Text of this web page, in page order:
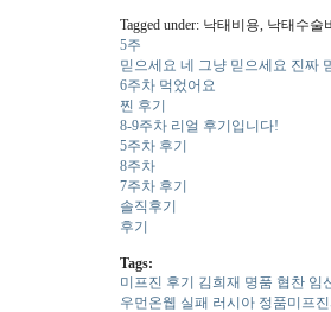
Tagged under: 낙태비용, 낙태수
5주
믿으세요 네 그냥 믿으세요 진짜
6주차 먹었어요
찐 후기
8-9주차 리얼 후기입니다!
5주차 후기
8주차
7주차 후기
솔직후기
후기
Tags:
미­프진 후기
김희재 명품 협찬 임
우먼온웹 실패 러시아 정품미프